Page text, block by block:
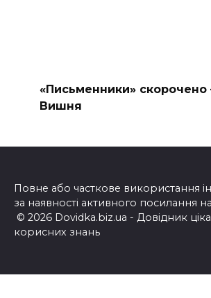
«Письменники» скорочено
Вишня
Повне або часткове використання
за наявності активного посилання
© 2026 Dovidka.biz.ua - Довідник
корисних знань